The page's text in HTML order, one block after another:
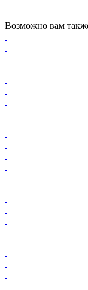
Возможно вам